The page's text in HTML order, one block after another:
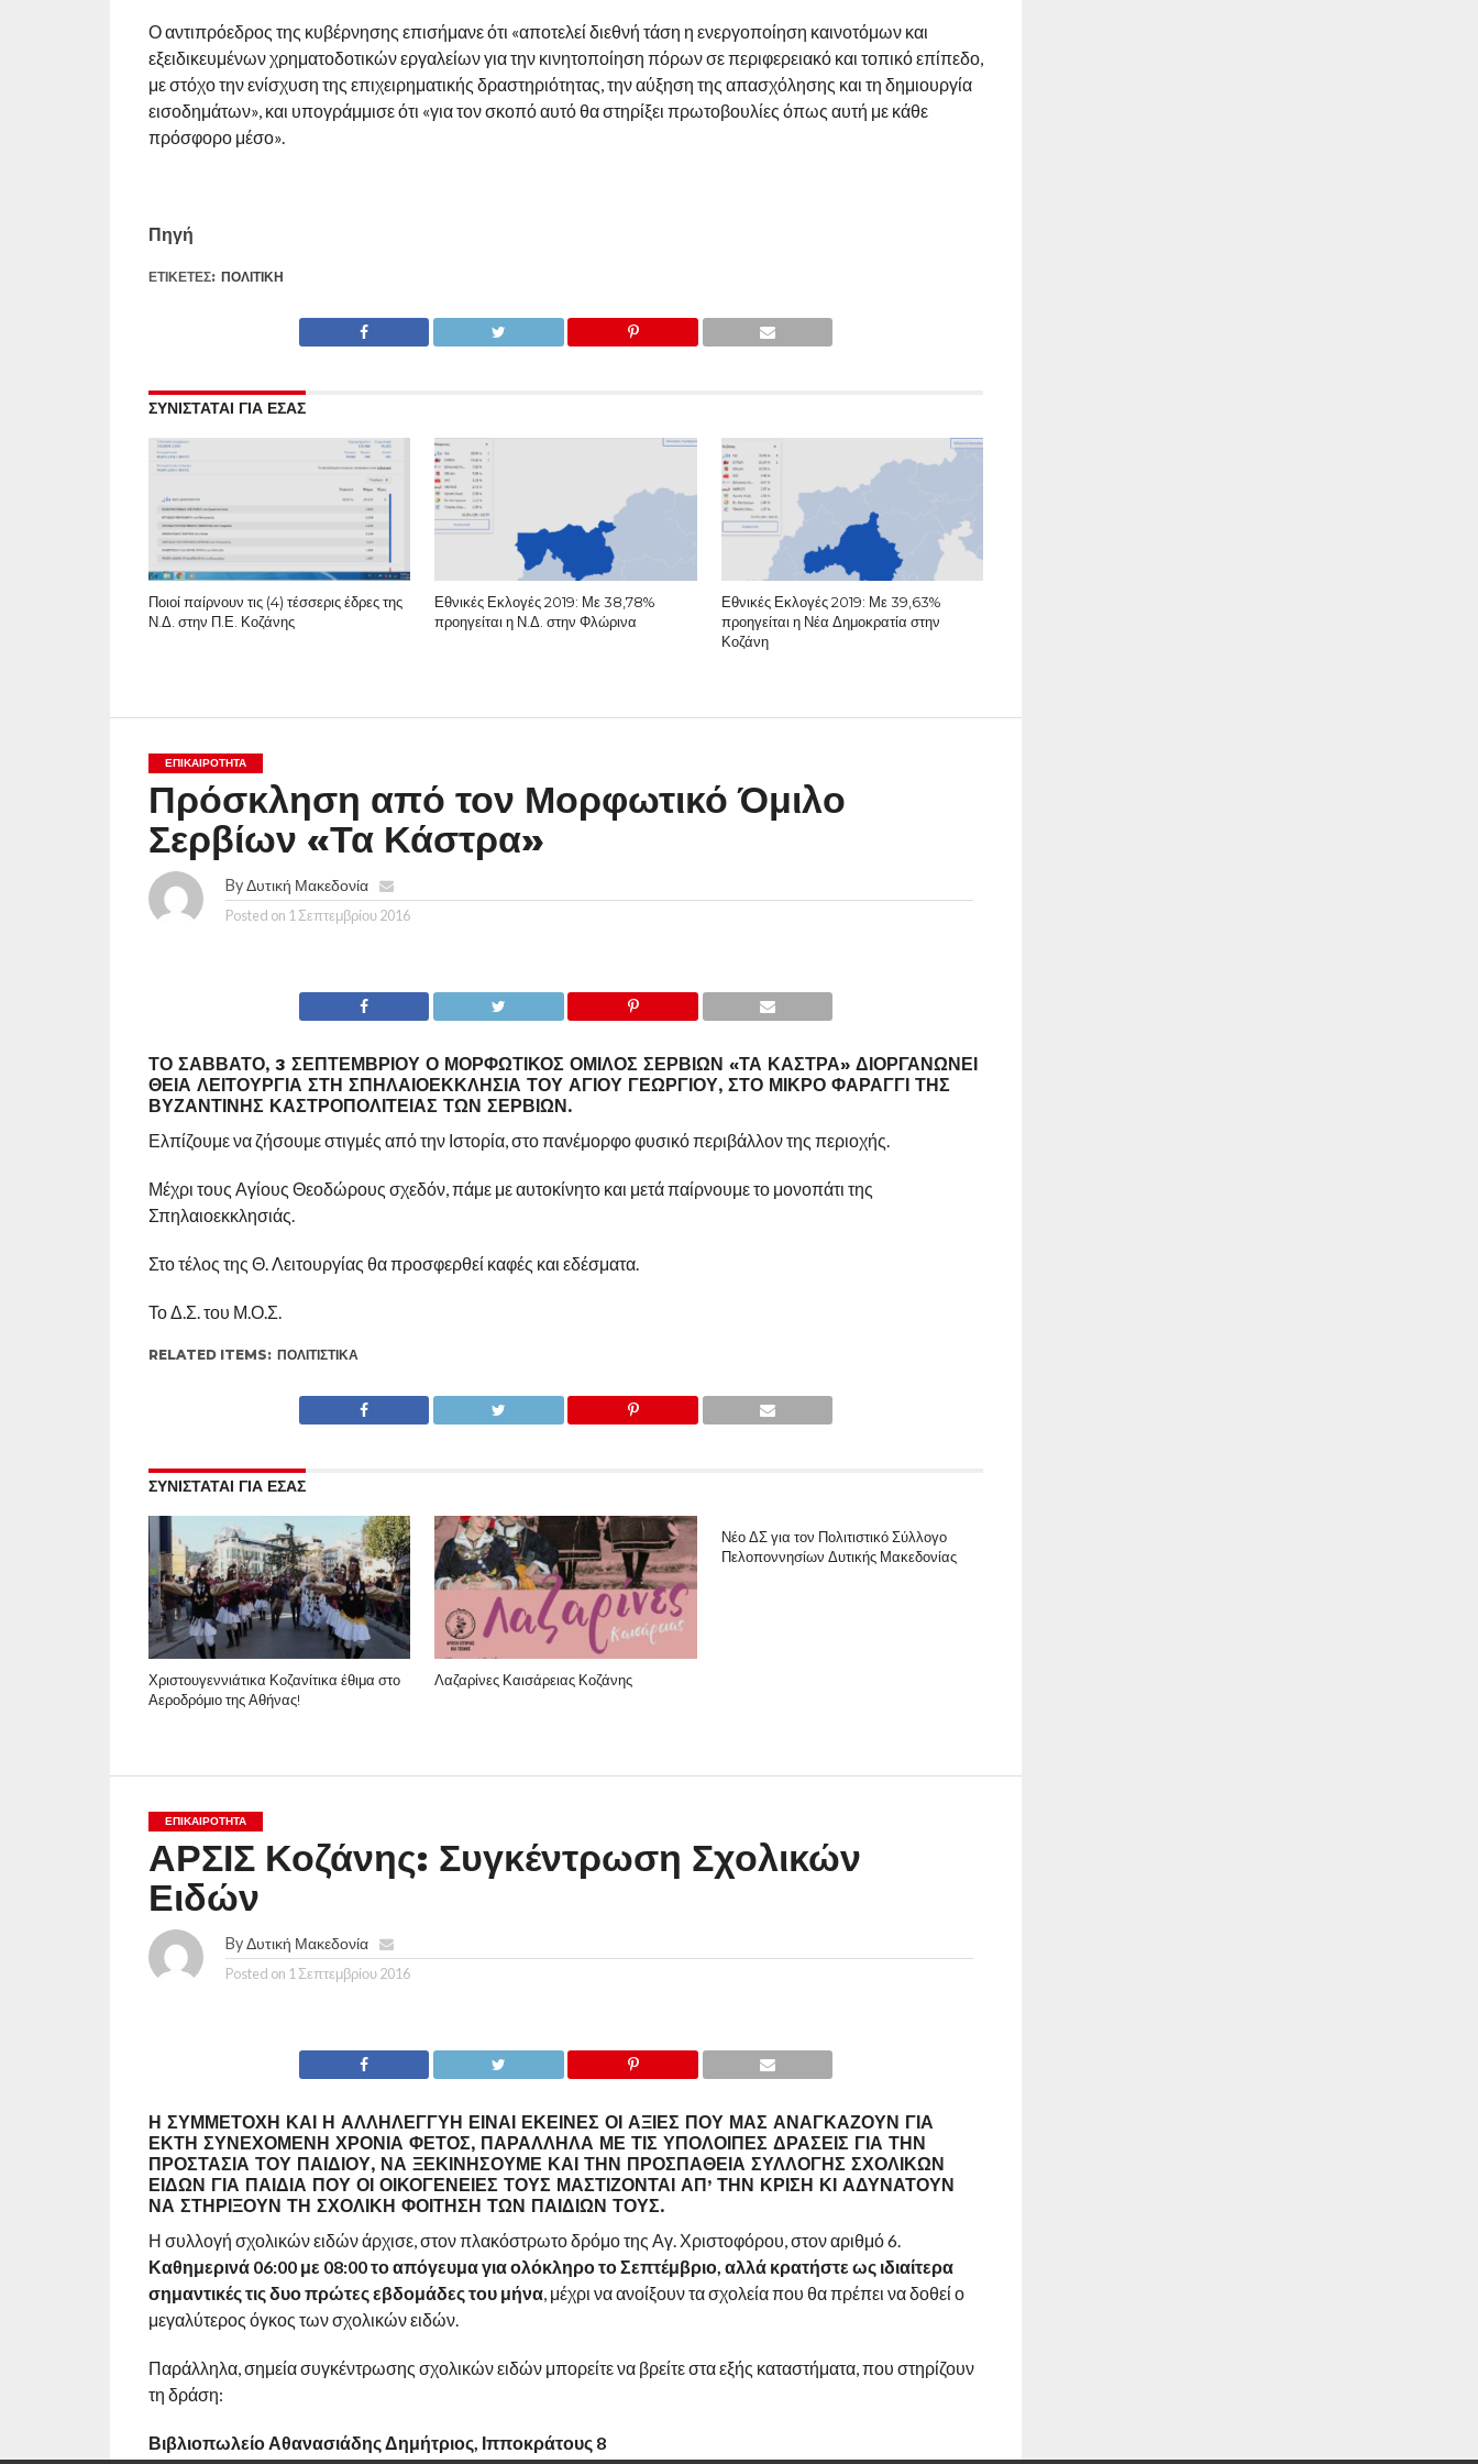
Ο αντιπρόεδρος της κυβέρνησης επισήμανε ότι «αποτελεί διεθνή τάση η ενεργοποίηση καινοτόμων και
εξειδικευμένων χρηματοδοτικών εργαλείων για την κινητοποίηση πόρων σε περιφερειακό και τοπικό επίπεδο,
με στόχο την ενίσχυση της επιχειρηματικής δραστηριότητας, την αύξηση της απασχόλησης και τη δημιουργία
εισοδημάτων», και υπογράμμισε ότι «για τον σκοπό αυτό θα στηρίξει πρωτοβουλίες όπως αυτή με κάθε
πρόσφορο μέσο».
Πηγή
ΕΤΙΚΕΤΕΣ: ΠΟΛΙΤΙΚΉ
ΣΥΝΙΣΤΑΤΑΙ ΓΙΑ ΕΣΑΣ
Ποιοί παίρνουν τις (4) τέσσερις έδρες της
Ν.Δ. στην Π.Ε. Κοζάνης
Εθνικές Εκλογές 2019: Με 38,78%
προηγείται η Ν.Δ. στην Φλώρινα
Εθνικές Εκλογές 2019: Με 39,63%
προηγείται η Νέα Δημοκρατία στην
Κοζάνη
ΕΠΙΚΑΙΡΟΤΗΤΑ
Πρόσκληση από τον Μορφωτικό Όμιλο
Σερβίων «Τα Κάστρα»
ByΔυτική Μακεδονία
Posted on 1 Σεπτεμβρίου 2016
ΤΟ ΣΆΒΒΑΤΟ, 3 ΣΕΠΤΕΜΒΡΊΟΥ Ο ΜΟΡΦΩΤΙΚΌΣ ΌΜΙΛΟΣ ΣΕΡΒΊΩΝ «ΤΑ ΚΆΣΤΡΑ» ΔΙΟΡΓΑΝΏΝΕΙ
ΘΕΊΑ ΛΕΙΤΟΥΡΓΊΑ ΣΤΗ ΣΠΗΛΑΙΟΕΚΚΛΗΣΙΆ ΤΟΥ ΑΓΊΟΥ ΓΕΩΡΓΊΟΥ, ΣΤΟ ΜΙΚΡΌ ΦΑΡΆΓΓΙ ΤΗΣ
ΒΥΖΑΝΤΙΝΉΣ ΚΑΣΤΡΟΠΟΛΙΤΕΊΑΣ ΤΩΝ ΣΕΡΒΊΩΝ.
Ελπίζουμε να ζήσουμε στιγμές από την Ιστορία, στο πανέμορφο φυσικό περιβάλλον της περιοχής.
Μέχρι τους Αγίους Θεοδώρους σχεδόν, πάμε με αυτοκίνητο και μετά παίρνουμε το μονοπάτι της
Σπηλαιοεκκλησιάς.
Στο τέλος της Θ. Λειτουργίας θα προσφερθεί καφές και εδέσματα.
Το Δ.Σ. του Μ.Ο.Σ.
RELATED ITEMS: ΠΟΛΙΤΙΣΤΙΚΆ
ΣΥΝΙΣΤΑΤΑΙ ΓΙΑ ΕΣΑΣ
Χριστουγεννιάτικα Κοζανίτικα έθιμα στο
Αεροδρόμιο της Αθήνας!
Λαζαρίνες Καισάρειας Κοζάνης
Νέο ΔΣ για τον Πολιτιστικό Σύλλογο
Πελοποννησίων Δυτικής Μακεδονίας
ΕΠΙΚΑΙΡΟΤΗΤΑ
ΑΡΣΙΣ Κοζάνης: Συγκέντρωση Σχολικών
Ειδών
ByΔυτική Μακεδονία
Posted on 1 Σεπτεμβρίου 2016
Η ΣΥΜΜΕΤΟΧΉ ΚΑΙ Η ΑΛΛΗΛΕΓΓΎΗ ΕΊΝΑΙ ΕΚΕΊΝΕΣ ΟΙ ΑΞΊΕΣ ΠΟΥ ΜΑΣ ΑΝΑΓΚΆΖΟΥΝ ΓΙΑ
ΈΚΤΗ ΣΥΝΕΧΌΜΕΝΗ ΧΡΟΝΙΆ ΦΈΤΟΣ, ΠΑΡΆΛΛΗΛΑ ΜΕ ΤΙΣ ΥΠΌΛΟΙΠΕΣ ΔΡΆΣΕΙΣ ΓΙΑ ΤΗΝ
ΠΡΟΣΤΑΣΊΑ ΤΟΥ ΠΑΙΔΙΟΎ, ΝΑ ΞΕΚΙΝΉΣΟΥΜΕ ΚΑΙ ΤΗΝ ΠΡΟΣΠΆΘΕΙΑ ΣΥΛΛΟΓΉΣ ΣΧΟΛΙΚΏΝ
ΕΙΔΏΝ ΓΙΑ ΠΑΙΔΙΆ ΠΟΥ ΟΙ ΟΙΚΟΓΈΝΕΙΈΣ ΤΟΥΣ ΜΑΣΤΊΖΟΝΤΑΙ ΑΠ’ ΤΗΝ ΚΡΊΣΗ ΚΙ ΑΔΥΝΑΤΟΎΝ
ΝΑ ΣΤΗΡΊΞΟΥΝ ΤΗ ΣΧΟΛΙΚΉ ΦΟΊΤΗΣΗ ΤΩΝ ΠΑΙΔΙΏΝ ΤΟΥΣ.
Η συλλογή σχολικών ειδών άρχισε, στον πλακόστρωτο δρόμο της Αγ. Χριστοφόρου, στον αριθμό 6.
Καθημερινά 06:00 με 08:00 το απόγευμα για ολόκληρο το Σεπτέμβριο, αλλά κρατήστε ως ιδιαίτερα
σημαντικές τις δυο πρώτες εβδομάδες του μήνα, μέχρι να ανοίξουν τα σχολεία που θα πρέπει να δοθεί ο
μεγαλύτερος όγκος των σχολικών ειδών.
Παράλληλα, σημεία συγκέντρωσης σχολικών ειδών μπορείτε να βρείτε στα εξής καταστήματα, που στηρίζουν
τη δράση:
Βιβλιοπωλείο Αθανασιάδης Δημήτριος, Ιπποκράτους 8